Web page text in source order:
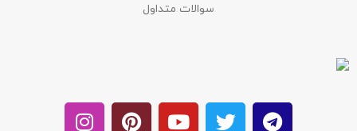
سوالات متداول